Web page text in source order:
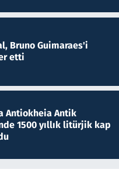
Bruno Guimaraes'i
etti
Antiokheia Antik
1500 yıllık litürjik kap